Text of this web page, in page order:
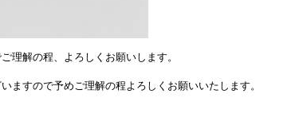
理解の程、よろしくお願いします。
ますので予めご理解の程よろしくお願いいたします。